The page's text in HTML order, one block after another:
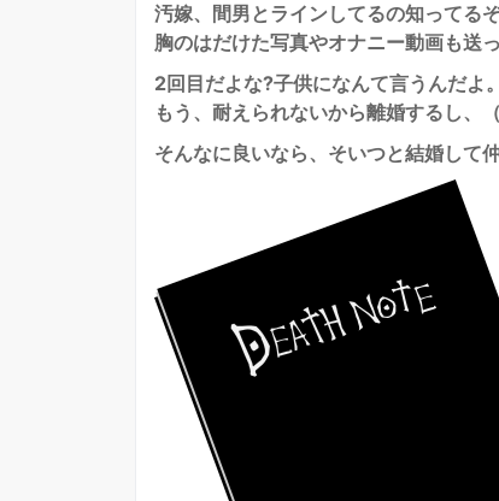
汚嫁、間男とラインしてるの知ってるぞ
胸のはだけた写真やオナニー動画も送っ
2回目だよな?子供になんて言うんだよ。
もう、耐えられないから離婚するし、
そんなに良いなら、そいつと結婚して